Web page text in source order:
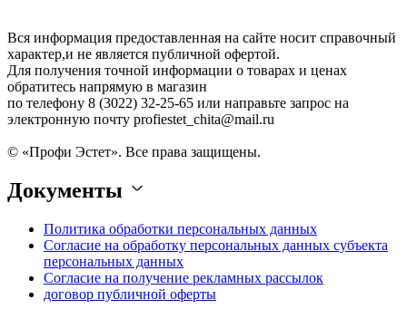
Вся информация предоставленная на сайте носит справочный
характер,и не является публичной офертой.
Для получения точной информации о товарах и ценах
обратитесь напрямую в магазин
по телефону 8 (3022) 32-25-65 или направьте запрос на
электронную почту profiestet_chita@mail.ru
© «Профи Эстет». Все права защищены.
Документы
Политика обработки персональных данных
Согласие на обработку персональных данных субъекта
персональных данных
Согласие на получение рекламных рассылок
договор публичной оферты